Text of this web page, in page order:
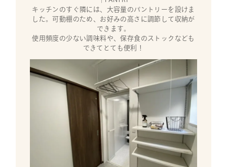
キッチンのすぐ隣には、大容量のパントリーを設けま
した。可動棚のため、お好みの高さに調節して収納が
できます。
使用頻度の少ない調味料や、保存食のストックなども
できてとても便利！